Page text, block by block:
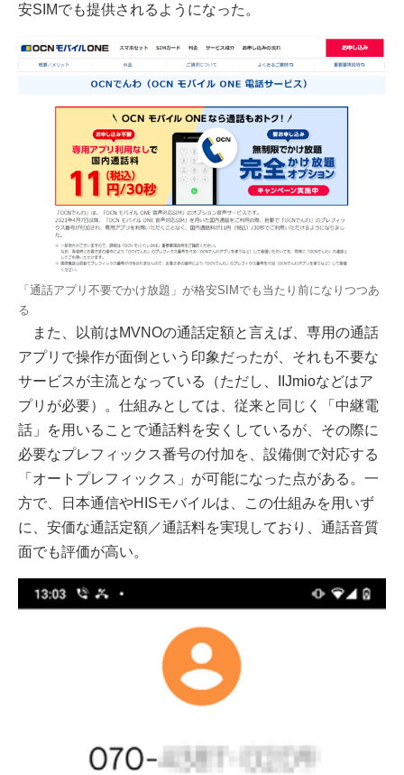
安SIMでも提供されるようになった。
「通話アプリ不要でかけ放題」が格安SIMでも当たり前になりつつあ
る
また、以前はMVNOの通話定額と言えば、専用の通話
アプリで操作が面倒という印象だったが、それも不要な
サービスが主流となっている（ただし、IIJmioなどはア
プリが必要）。仕組みとしては、従来と同じく「中継電
話」を用いることで通話料を安くしているが、その際に
必要なプレフィックス番号の付加を、設備側で対応する
「オートプレフィックス」が可能になった点がある。一
方で、日本通信やHISモバイルは、この仕組みを用いず
に、安価な通話定額／通話料を実現しており、通話音質
面でも評価が高い。